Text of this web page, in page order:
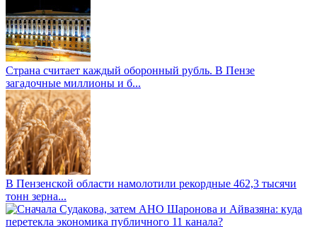
Страна считает каждый оборонный рубль. В Пензе
загадочные миллионы и б...
В Пензенской области намолотили рекордные 462,3 тысячи
тонн зерна...